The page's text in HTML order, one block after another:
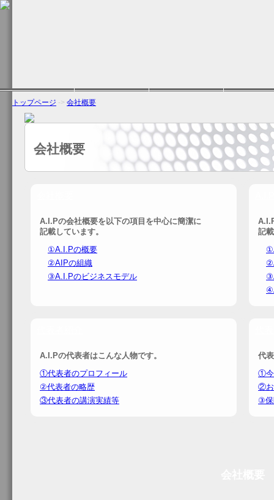
トップページ -> 会社概要
会社概要
A.I.Pの会社概要を以下の項目を中心に簡潔に
記載しています。
①A.I.Pの概要
②AIPの組織
③A.I.Pのビジネスモデル
記
A.I.Pの代表者はこんな人物です。
①代表者のプロフィール
②代表者の略歴
③代表者の講演実績等
代
①今
②お
③保